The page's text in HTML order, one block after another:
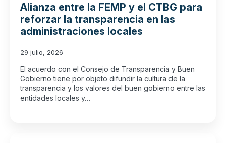
Alianza entre la FEMP y el CTBG para
reforzar la transparencia en las
administraciones locales
29 julio, 2026
El acuerdo con el Consejo de Transparencia y Buen
Gobierno tiene por objeto difundir la cultura de la
transparencia y los valores del buen gobierno entre las
entidades locales y…